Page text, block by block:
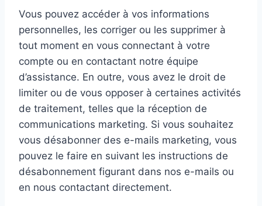
Vous pouvez accéder à vos informations
personnelles, les corriger ou les supprimer à
tout moment en vous connectant à votre
compte ou en contactant notre équipe
d’assistance. En outre, vous avez le droit de
limiter ou de vous opposer à certaines activités
de traitement, telles que la réception de
communications marketing. Si vous souhaitez
vous désabonner des e-mails marketing, vous
pouvez le faire en suivant les instructions de
désabonnement figurant dans nos e-mails ou
en nous contactant directement.